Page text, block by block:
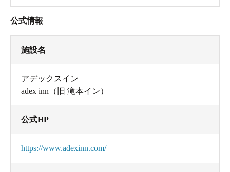
公式情報
施設名
アデックスイン
adex inn（旧 滝本イン）
公式HP
https://www.adexinn.com/